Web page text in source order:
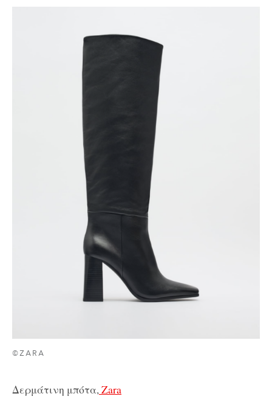
©ZARA
Δερμάτινη μπότα,Zara